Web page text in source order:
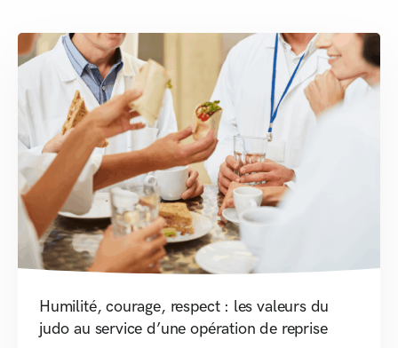
Humilité, courage, respect : les valeurs du
judo au service d’une opération de reprise